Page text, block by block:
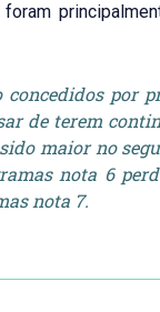
por
de terem
maior no
nota 6
nota 7.